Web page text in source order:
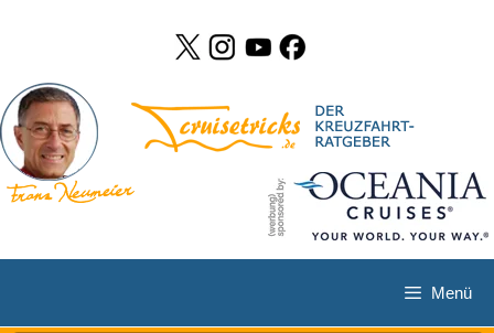
springen
Menü